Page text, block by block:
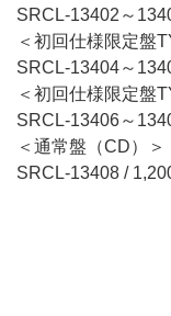
SRCL-13402～
＜初回仕様限定盤
SRCL-13404～
＜初回仕様限定盤
SRCL-13406～
＜通常盤（CD）＞
SRCL-13408 /